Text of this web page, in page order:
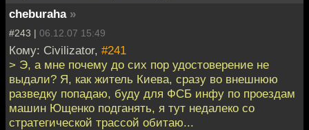
cheburaha »
#243 | 06.12.07 15:49
Кому: Civilizator, #241
> Э, а мне почему до сих пор удостоверение не
выдали? Я, как житель Киева, сразу во внешнюю
разведку попадаю, буду для ФСБ инфу по проездам
машин Ющенко подганять, я тут недалеко со
стратегической трассой обитаю...